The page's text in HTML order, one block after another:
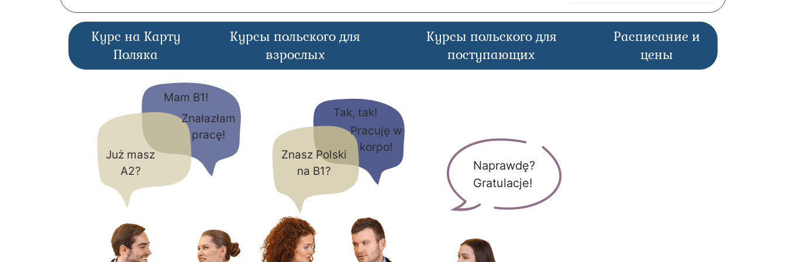
Курс на Карту
Поляка
Курсы польского для
взрослых
Курсы польского для
поступающих
Расписание и
цены
Mam B1!
Już masz
A2?
Znałazłam
pracę!
Tak, tak!
Znasz Polski
na B1?
Pracuję w
korpo!
Naprawdę?
Gratulacje!